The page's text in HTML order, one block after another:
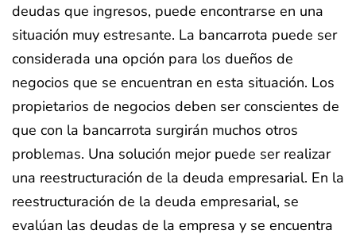
deudas que ingresos, puede encontrarse en una
situación muy estresante. La bancarrota puede ser
considerada una opción para los dueños de
negocios que se encuentran en esta situación. Los
propietarios de negocios deben ser conscientes de
que con la bancarrota surgirán muchos otros
problemas. Una solución mejor puede ser realizar
una reestructuración de la deuda empresarial. En la
reestructuración de la deuda empresarial, se
evalúan las deudas de la empresa y se encuentra